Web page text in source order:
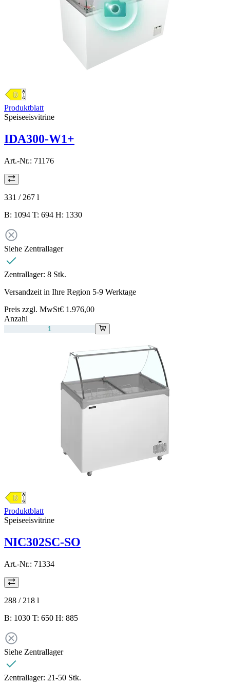
Produktblatt
Speiseeisvitrine
IDA300-W1+
Art.-Nr.: 71176
331 / 267 l
B: 1094 T: 694 H: 1330
Siehe Zentrallager
Zentrallager: 8 Stk.
Versandzeit in Ihre Region 5-9 Werktage
Preis zzgl. MwSt€ 1.976,00
Anzahl
Produktblatt
Speiseeisvitrine
NIC302SC-SO
Art.-Nr.: 71334
288 / 218 l
B: 1030 T: 650 H: 885
Siehe Zentrallager
Zentrallager: 21-50 Stk.